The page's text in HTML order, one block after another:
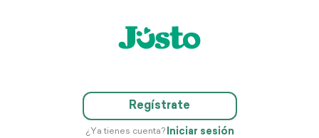
Regístrate
¿Ya tienes cuenta? Iniciar sesión